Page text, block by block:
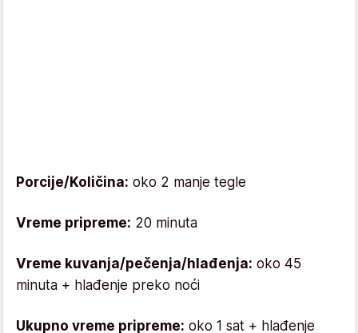
Porcije/Količina: oko 2 manje tegle
Vreme pripreme: 20 minuta
Vreme kuvanja/pečenja/hlađenja: oko 45
minuta + hlađenje preko noći
Ukupno vreme pripreme: oko 1 sat + hlađenje